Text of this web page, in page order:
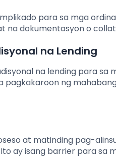
para sa mga
na dokumentasyon o
na Lending
na lending para sa
pagkakaroon ng
at matinding pag-
ay isang barrier para sa